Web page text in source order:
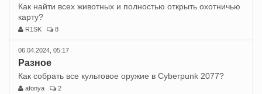
Как найти всех животных и полностью открыть охотничью
карту?
R1SK 8
06.04.2024, 05:17
Разное
Как собрать все культовое оружие в Cyberpunk 2077?
afonya 2